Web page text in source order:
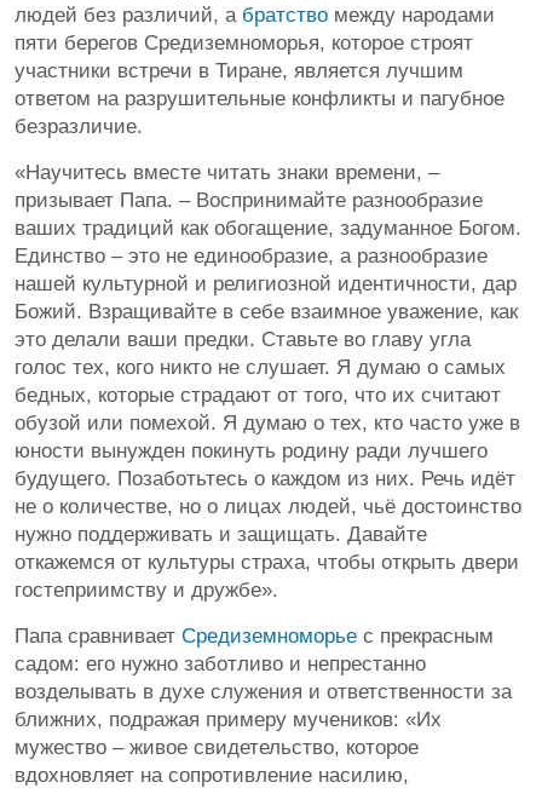
людей без различий, а братство между народами
пяти берегов Средиземноморья, которое строят
участники встречи в Тиране, является лучшим
ответом на разрушительные конфликты и пагубное
безразличие.
«Научитесь вместе читать знаки времени, –
призывает Папа. – Воспринимайте разнообразие
ваших традиций как обогащение, задуманное Богом.
Единство – это не единообразие, а разнообразие
нашей культурной и религиозной идентичности, дар
Божий. Взращивайте в себе взаимное уважение, как
это делали ваши предки. Ставьте во главу угла
голос тех, кого никто не слушает. Я думаю о самых
бедных, которые страдают от того, что их считают
обузой или помехой. Я думаю о тех, кто часто уже в
юности вынужден покинуть родину ради лучшего
будущего. Позаботьтесь о каждом из них. Речь идёт
не о количестве, но о лицах людей, чьё достоинство
нужно поддерживать и защищать. Давайте
откажемся от культуры страха, чтобы открыть двери
гостеприимству и дружбе».
Папа сравнивает Средиземноморье с прекрасным
садом: его нужно заботливо и непрестанно
возделывать в духе служения и ответственности за
ближних, подражая примеру мучеников: «Их
мужество – живое свидетельство, которое
вдохновляет на сопротивление насилию,